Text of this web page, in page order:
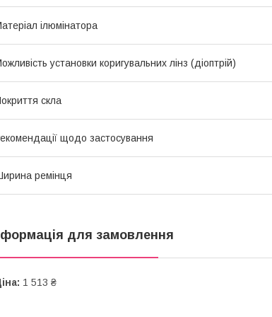
ілюмінатора
установки коригувальних лінз (діоптрій)
скла
щодо застосування
ремінця
для замовлення
1 513 ₴